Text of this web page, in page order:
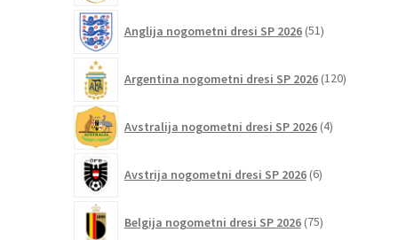
strani
Anglija nogometni dresi SP 2026 51izdelkov
Argentina nogometni dresi SP 2026 120izdelkov
Avstralija nogometni dresi SP 2026 4izdelki
Avstrija nogometni dresi SP 2026 6izdelkov
Belgija nogometni dresi SP 2026 75izdelkov